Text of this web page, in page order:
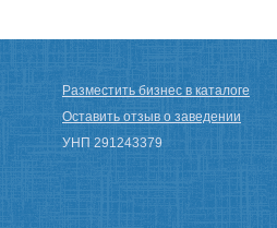
Разместить бизнес в каталоге
Оставить отзыв о заведении
УНП 291243379